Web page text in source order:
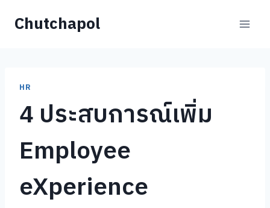
Chutchapol
HR
4 ประสบการณ์เพิ่ม
Employee
eXperience